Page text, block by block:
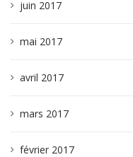
juin 2017
mai 2017
avril 2017
mars 2017
février 2017